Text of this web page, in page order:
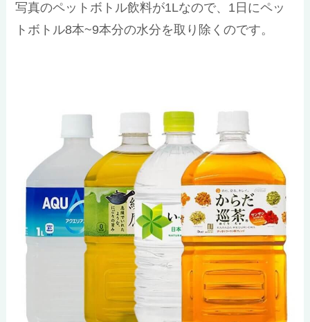
写真のペットボトル飲料が1Lなので、1日にペッ
トボトル8本~9本分の水分を取り除くのです。